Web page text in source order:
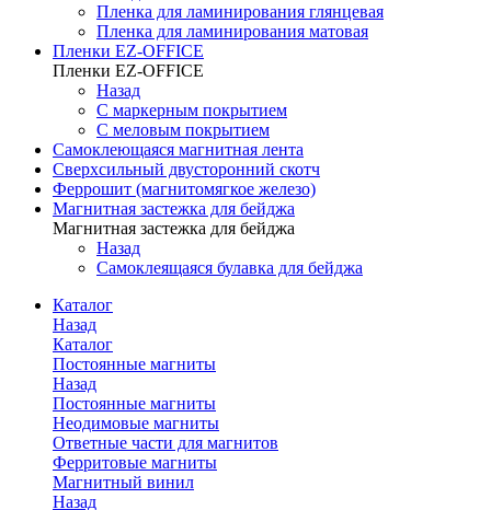
Пленка для ламинирования глянцевая
Пленка для ламинирования матовая
Пленки EZ-OFFICE
Пленки EZ-OFFICE
Назад
С маркерным покрытием
С меловым покрытием
Самоклеющаяся магнитная лента
Сверхсильный двусторонний скотч
Феррошит (магнитомягкое железо)
Магнитная застежка для бейджа
Магнитная застежка для бейджа
Назад
Самоклеящаяся булавка для бейджа
Каталог
Назад
Каталог
Постоянные магниты
Назад
Постоянные магниты
Неодимовые магниты
Ответные части для магнитов
Ферритовые магниты
Магнитный винил
Назад